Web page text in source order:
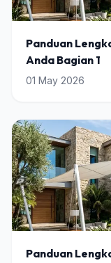
Panduan
Anda Bagian 1
01 May 2026
Panduan